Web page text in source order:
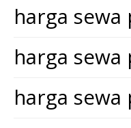
harga
harga
harga